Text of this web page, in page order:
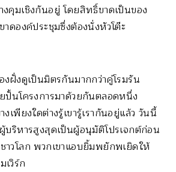
คุมเชิงกันอยู่ โดยสิทธิ์ขาดเป็นของ
ดองค์ประชุมซึ่งต้องนั่งหัวโต๊ะ
ฝั่งดูเป็นมิตรกันมากกว่าคู่โรมรัน
ปั้นโครงการมาด้วยกันตลอดหนึ่ง
เพียงใดต่างรู้เขารู้เรากันอยู่แล้ว วันนี้
บริหารสูงสุดเป็นผู้อนุมัติโปรเจกต์ก่อน
าวโลก พวกเขาแอบยิ้มพยักพเยิดให้
วิร์ก